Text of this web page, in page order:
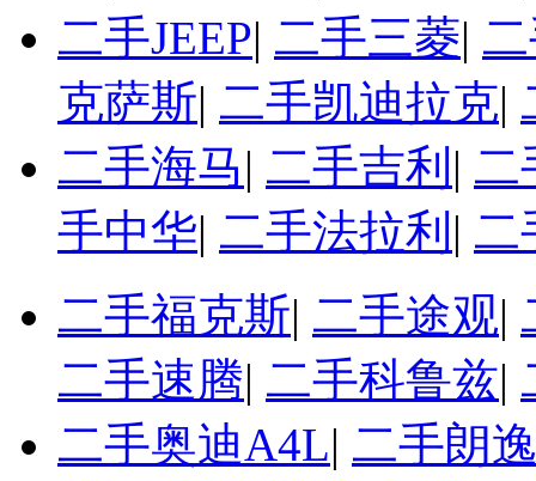
二手JEEP| 二手三菱|
克萨斯| 二手凯迪拉克|
二手海马| 二手吉利 | 二
手中华| 二手法拉利 | 二
二手福克斯| 二手途观|
二手速腾| 二手科鲁兹|
二手奥迪A4L| 二手朗